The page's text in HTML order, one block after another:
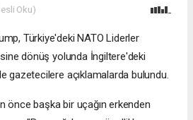
Oku)
Türkiye'deki NATO Liderler
dönüş yolunda İngiltere'deki
gazetecilere açıklamalarda bulundu.
önce başka bir uçağın erkenden